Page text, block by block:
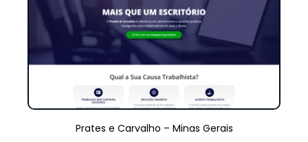
Prates e Carvalho – Minas Gerais